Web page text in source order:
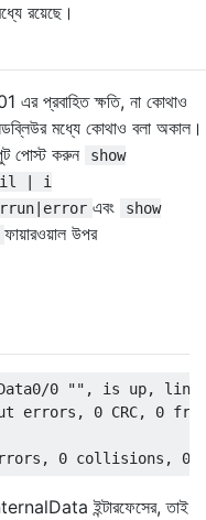
রয়েছে।
এর প্রবাহিত ক্ষতি, না কোথাও
মধ্যে কোথাও বলা অকাল।
পোস্ট করুন
show
| i
এবং
show
ফায়ারওয়াল উপর
0 "", is up, line
errors, 0 CRC, 0
ইন্টারফেসের, তাই